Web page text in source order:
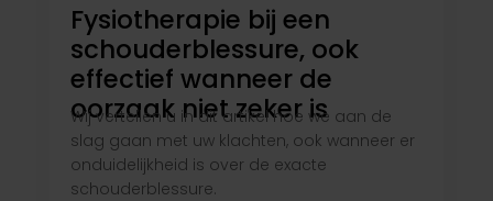
Fysiotherapie bij een
schouderblessure, ook
effectief wanneer de
oorzaak niet zeker is
Wij vertellen u in dit artikel hoe we aan de
slag gaan met uw klachten, ook wanneer er
onduidelijkheid is over de exacte
schouderblessure.